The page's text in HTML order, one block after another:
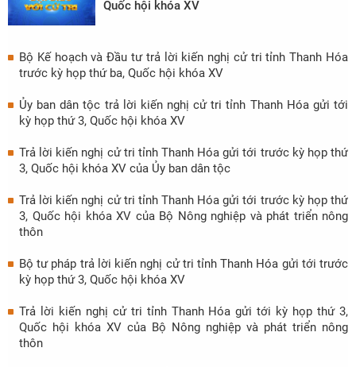
Quốc hội khóa XV
Bộ Kế hoạch và Đầu tư trả lời kiến nghị cử tri tỉnh Thanh Hóa
trước kỳ họp thứ ba, Quốc hội khóa XV
Ủy ban dân tộc trả lời kiến nghị cử tri tỉnh Thanh Hóa gửi tới
kỳ họp thứ 3, Quốc hội khóa XV
Trả lời kiến nghị cử tri tỉnh Thanh Hóa gửi tới trước kỳ họp thứ
3, Quốc hội khóa XV của Ủy ban dân tộc
Trả lời kiến nghị cử tri tỉnh Thanh Hóa gửi tới trước kỳ họp thứ
3, Quốc hội khóa XV của Bộ Nông nghiệp và phát triển nông
thôn
Bộ tư pháp trả lời kiến nghị cử tri tỉnh Thanh Hóa gửi tới trước
kỳ họp thứ 3, Quốc hội khóa XV
Trả lời kiến nghị cử tri tỉnh Thanh Hóa gửi tới kỳ họp thứ 3,
Quốc hội khóa XV của Bộ Nông nghiệp và phát triển nông
thôn